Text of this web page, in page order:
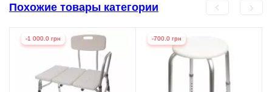
Похожие товары категории
-1 000.0 грн -700.0 грн